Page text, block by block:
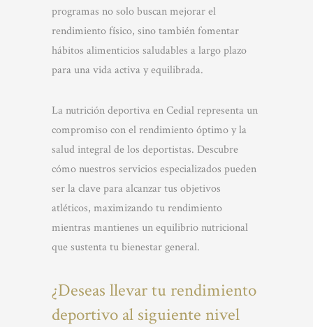
programas no solo buscan mejorar el
rendimiento físico, sino también fomentar
hábitos alimenticios saludables a largo plazo
para una vida activa y equilibrada.
La nutrición deportiva en Cedial representa un
compromiso con el rendimiento óptimo y la
salud integral de los deportistas. Descubre
cómo nuestros servicios especializados pueden
ser la clave para alcanzar tus objetivos
atléticos, maximizando tu rendimiento
mientras mantienes un equilibrio nutricional
que sustenta tu bienestar general.
¿Deseas llevar tu rendimiento
deportivo al siguiente nivel